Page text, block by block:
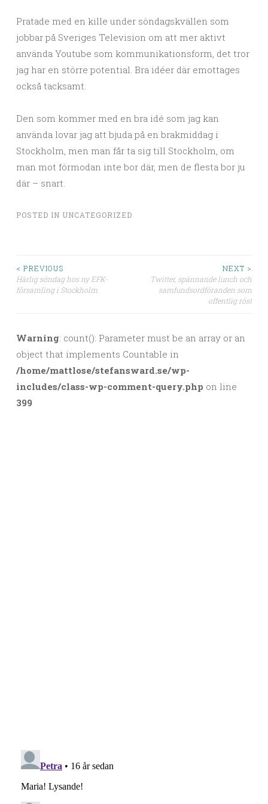
Pratade med en kille under söndagskvällen som
jobbar på Sveriges Television om att mer aktivt
använda Youtube som kommunikationsform, det tror
jag har en större potential. Bra idéer där emottages
också tacksamt.
Den som kommer med en bra idé som jag kan
använda lovar jag att bjuda på en brakmiddag i
Stockholm, men man får ta sig till Stockholm, om
man mot förmodan inte bor där, men de flesta bor ju
där – snart.
POSTED IN UNCATEGORIZED
Post navigation
< PREVIOUS
Härlig söndag hos ny EFK-
församling i Stockholm
NEXT >
Twitter, spännande lunch och
samfundsordföranden som
offentlig röst
Warning: count(): Parameter must be an array or an
object that implements Countable in
/home/mattlose/stefansward.se/wp-
includes/class-wp-comment-query.php on line
399